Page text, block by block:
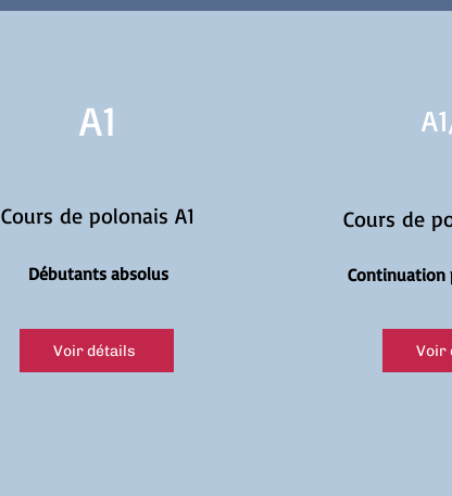
A1
Cours de polonais A1
Débutants absolus
Voir détails
Cours de
Continuation
Voir